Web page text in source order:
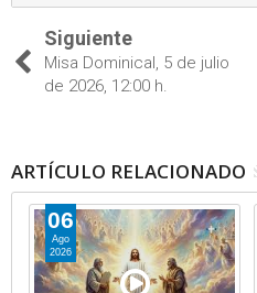
Siguiente
Misa Dominical, 5 de julio
de 2026, 12:00 h.
ARTÍCULO RELACIONADO
06
Ago
2026